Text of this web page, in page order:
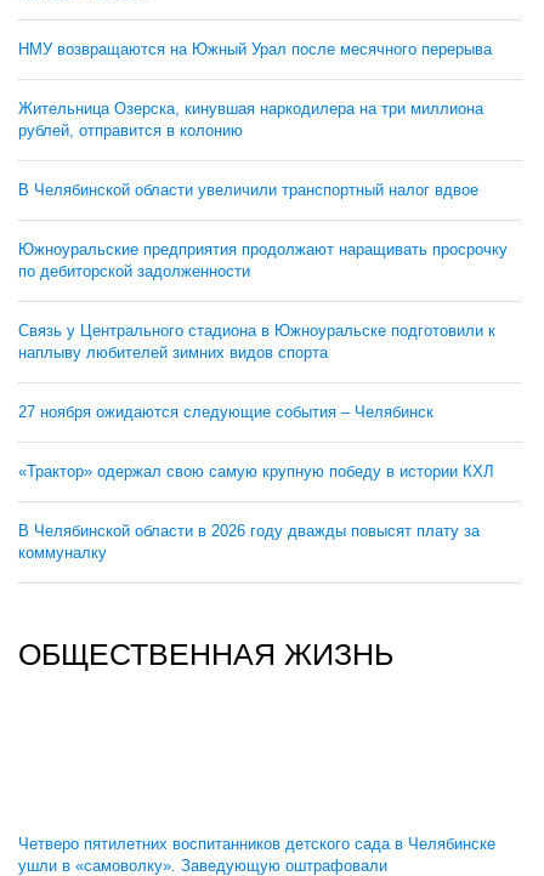
НМУ возвращаются на Южный Урал после месячного перерыва
Жительница Озерска, кинувшая наркодилера на три миллиона
рублей, отправится в колонию
В Челябинской области увеличили транспортный налог вдвое
Южноуральские предприятия продолжают наращивать просрочку
по дебиторской задолженности
Связь у Центрального стадиона в Южноуральске подготовили к
наплыву любителей зимних видов спорта
27 ноября ожидаются следующие события – Челябинск
«Трактор» одержал свою самую крупную победу в истории КХЛ
В Челябинской области в 2026 году дважды повысят плату за
коммуналку
ОБЩЕСТВЕННАЯ ЖИЗНЬ
Четверо пятилетних воспитанников детского сада в Челябинске
ушли в «самоволку». Заведующую оштрафовали